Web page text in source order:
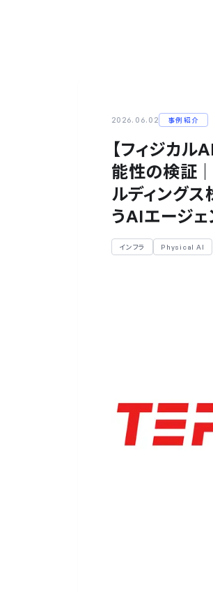
2026.06.02 事例紹介
【フィジカ
能性の検証
ルディング
うAIエージ
インフラ Physical AI